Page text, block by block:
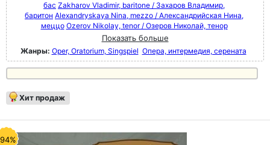
бас Zakharov Vladimir, baritone / Захаров Владимир,
баритон Alexandryskaya Nina, mezzo / Александрийская Нина,
меццо Ozerov Nikolay, tenor / Озеров Николай, тенор
Показать больше
Жанры: Oper, Oratorium, Singspiel Опера, интермедия, серената
Хит продаж